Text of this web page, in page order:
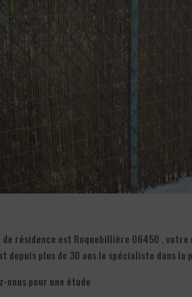
résidence est Roquebillière 06450 ,
depuis plus de 30 ans le spécialiste dans
nous pour une étude